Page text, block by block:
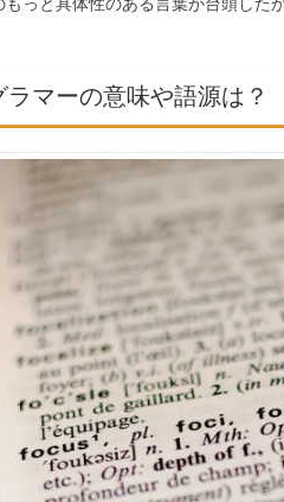
ラマーの意味や語源は？